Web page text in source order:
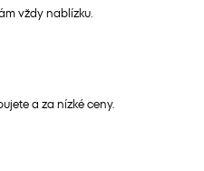
vždy nablízku.
a za nízké ceny.